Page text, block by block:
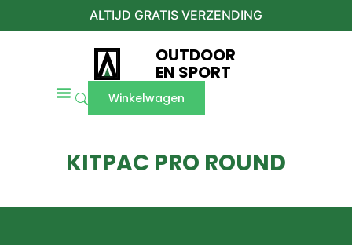
ALTIJD GRATIS VERZENDING
OUTDOOR
EN SPORT
Winkelwagen
KITPAC PRO ROUND